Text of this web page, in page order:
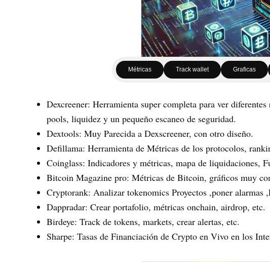
Métricas Track wallet Graficas
Dexcreener: Herramienta super completa para ver
pools, liquidez y un pequeño escaneo de seguridad.
Dextools: Muy Parecida a Dexscreener, con otro diseño.
Defillama: Herramienta de Métricas de los protocolos,
Coinglass: Indicadores y métricas, mapa de liquidaciones,
Bitcoin Magazine pro: Métricas de Bitcoin, gráficos muy
Cryptorank: Analizar tokenomics Proyectos ,poner
Dappradar: Crear portafolio, métricas onchain, airdrop, etc.
Birdeye: Track de tokens, markets, crear alertas, etc.
Sharpe: Tasas de Financiación de Crypto en Vivo en los